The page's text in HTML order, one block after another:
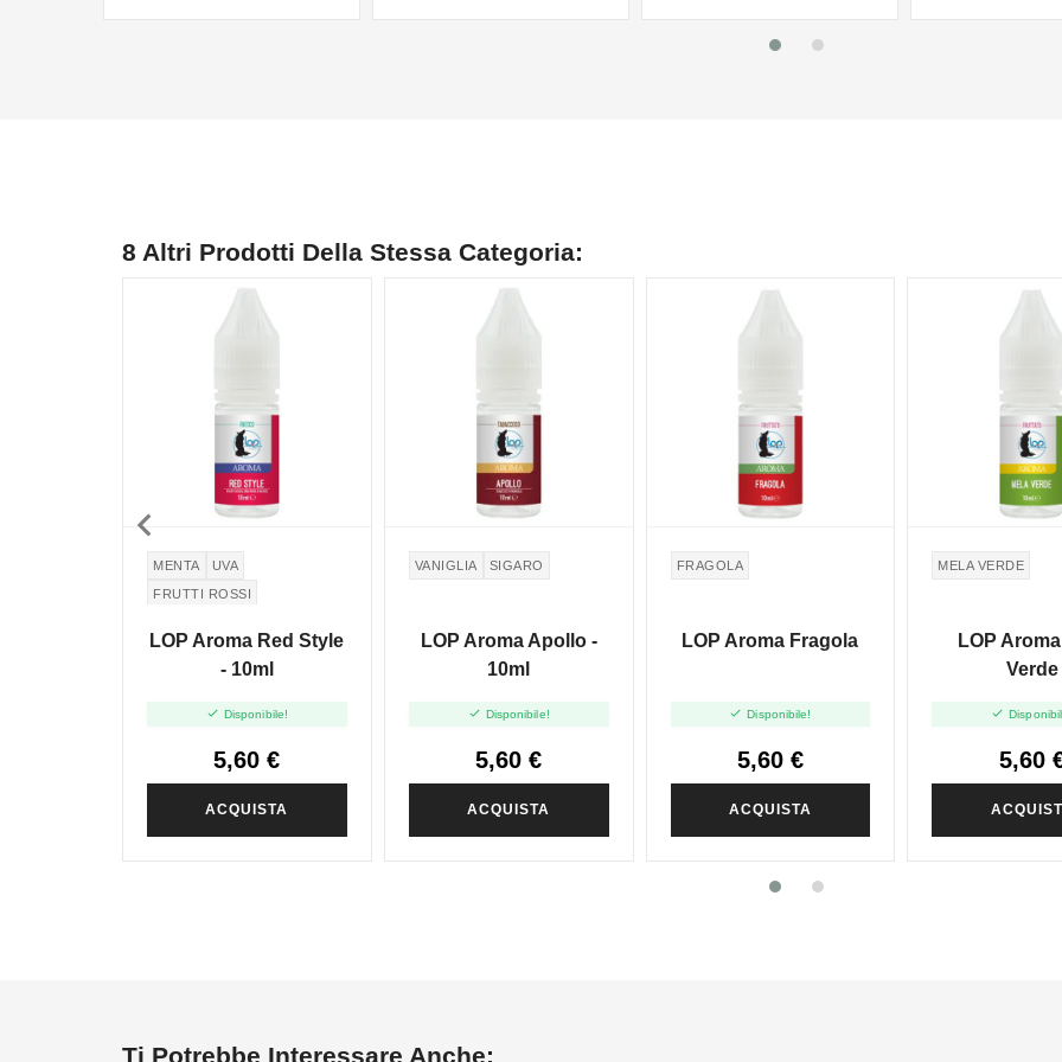
8 Altri Prodotti Della Stessa Categoria:
MENTA
UVA
FRUTTI ROSSI
LOP Aroma Red Style
- 10ml
 Disponibile!
5,60 €
ACQUISTA
VANIGLIA SIGARO
LOP Aroma Apollo -
10ml
 Disponibile!
5,60 €
ACQUISTA
FRAGOLA
LOP Aroma Fragola
 Disponibile!
5,60 €
ACQUISTA
MELA VERDE
LOP
Verde

5,60

Ti Potrebbe Interessare Anche: